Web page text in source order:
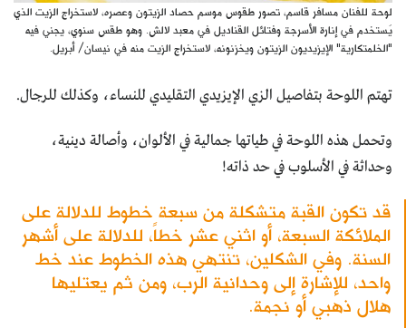
لوحة للفنان مسافر قاسم، تصور طقوس موسم حصاد الزيتون وعصره، لاستخراج الزيت الذي
يُستخدم في إنارة الأسرجة وفتائل القناديل في معبد لالش. وهو طقس سنوي، يجني فيه
"الخلمتكارية" الإيزيديون الزيتون ويخزنونه، لاستخراج الزيت منه في نيسان/ أبريل.
تهتم اللوحة بتفاصيل الزي الإيزيدي التقليدي للنساء، وكذلك للرجال.
وتحمل هذه اللوحة في طياتها جمالية في الألوان، وأصالة دينية،
وحداثة في الأسلوب في حد ذاته!
قد تكون القبة متشكلة من سبعة خطوط للدلالة على
الملائكة السبعة، أو اثني عشر خطاً، للدلالة على أشهر
السنة. وفي الشكلين، تنتهي هذه الخطوط عند خط
واحد، للإشارة إلى وحدانية الرب، ومن ثم يعتليها
هلال ذهبي أو نجمة.